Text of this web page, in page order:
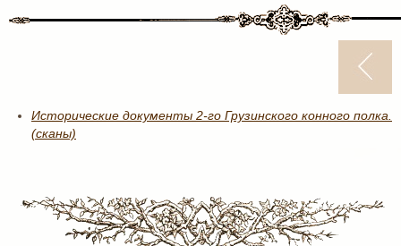
Исторические документы 2-го Грузинского конного полка.
(сканы)